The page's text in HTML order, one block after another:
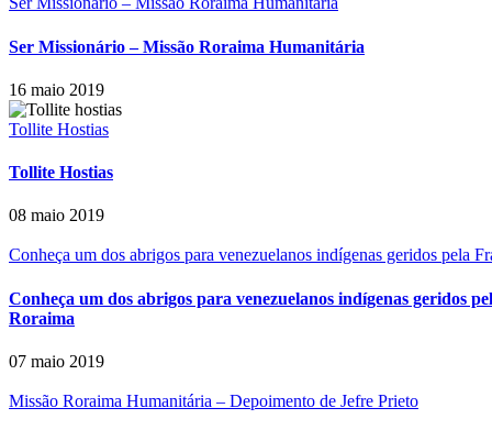
Ser Missionário – Missão Roraima Humanitária
16 maio 2019
Tollite Hostias
Tollite Hostias
08 maio 2019
Conheça um dos abrigos para venezuelanos indígenas geridos pela
Conheça um dos abrigos para venezuelanos indígenas geridos
Roraima
07 maio 2019
Missão Roraima Humanitária – Depoimento de Jefre Prieto